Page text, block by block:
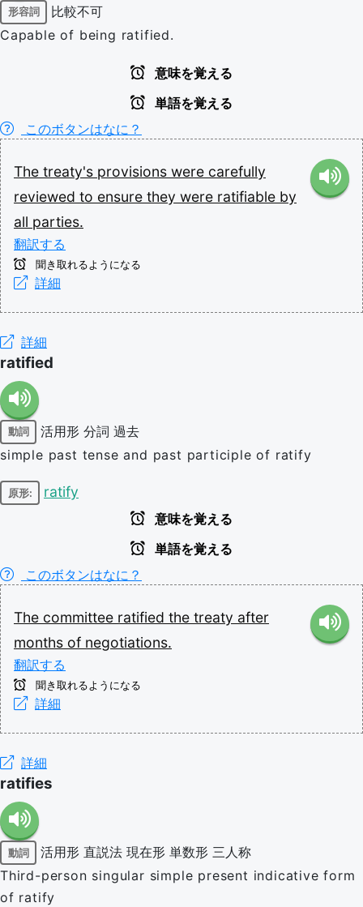
形容詞
比較不可
Capable of being ratified.
意味を覚える
単語を覚える
このボタンはなに？
The treaty's provisions were carefully
reviewed to ensure they were ratifiable by
all parties.
翻訳する
聞き取れるようになる
詳細
詳細
ratified
動詞 活用形 分詞 過去
simple past tense and past participle of ratify
原形: ratify
意味を覚える
単語を覚える
このボタンはなに？
The committee ratified the treaty after
months of negotiations.
翻訳する
聞き取れるようになる
詳細
詳細
ratifies
動詞 活用形 直説法 現在形 単数形 三人称
Third-person singular simple present indicative form
of ratify